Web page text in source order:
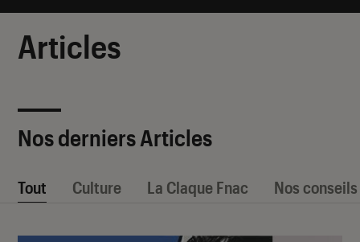
Articles
Nos derniers Articles
Tout Culture La Claque Fnac Nos conseils